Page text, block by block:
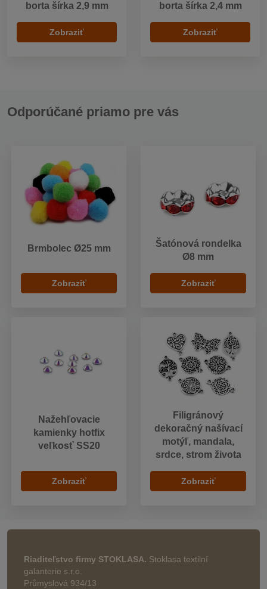
borta šírka 2,9 mm
Zobraziť
borta šírka 2,4 mm
Zobraziť
Odporúčané priamo pre vás
Brmbolec Ø25 mm
Zobraziť
Šatónová rondelka
Ø8 mm
Zobraziť
Nažehľovacie
kamienky hotfix
veľkosť SS20
Zobraziť
Filigránový
dekoračný našívací
motýľ, mandala,
srdce, strom života
Zobraziť
Riaditeľstvo firmy STOKLASA. Stoklasa textilní
galanterie s.r.o.
Průmyslová 934/13